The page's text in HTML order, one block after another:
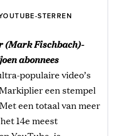
STERREN
(Mark Fischbach)-
abonnees
populaire video’s
een stempel
een totaal van meer
14e meest